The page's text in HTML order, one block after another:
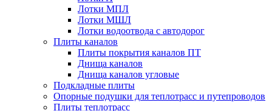
Лотки МПЛ
Лотки МШЛ
Лотки водоотвода с автодорог
Плиты каналов
Плиты покрытия каналов ПТ
Днища каналов
Днища каналов угловые
Подкладные плиты
Опорные подушки для теплотрасс и путепроводов
Плиты теплотрасс